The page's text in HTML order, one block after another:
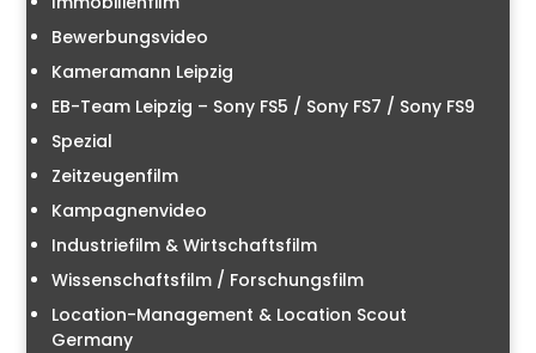
Bewerbungsvideo
Kameramann Leipzig
EB-Team Leipzig – Sony FS5 / Sony FS7 / Sony FS9
Spezial
Zeitzeugenfilm
Kampagnenvideo
Industriefilm & Wirtschaftsfilm
Wissenschaftsfilm / Forschungsfilm
Location-Management & Location Scout
Germany